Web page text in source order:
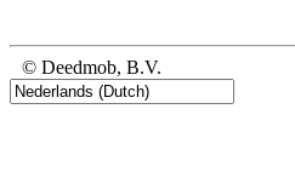
© Deedmob, B.V.